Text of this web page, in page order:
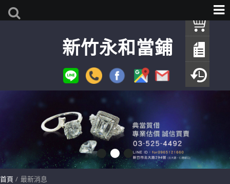
新竹永和當鋪
首頁 最新消息